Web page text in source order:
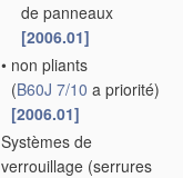
de panneaux
[2006.01]
• non pliants
(B60J 7/10 a priorité)
[2006.01]
Systèmes de
verrouillage (serrures